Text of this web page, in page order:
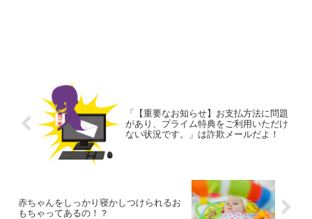
「【重要なお知らせ】お支払方法に問題
があり、プライム特典をご利用いただけ
ない状況です。」は詐欺メールだよ！
赤ちゃんをしっかり寝かしつけられるお
もちゃってあるの！？